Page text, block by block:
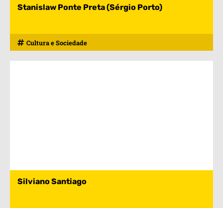
Stanislaw Ponte Preta (Sérgio Porto)
Cultura e Sociedade
Silviano Santiago